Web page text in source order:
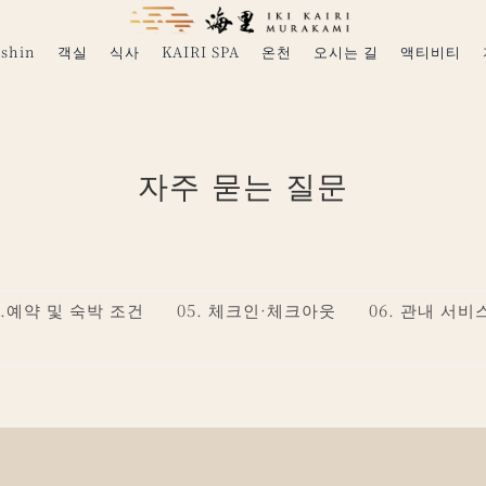
객실 식사 KAIRI SPA 온천 오시는 길 액티비티
자주 묻는 질문
예약 및 숙박 조건 05. 체크인·체크아웃 06. 관내 서비